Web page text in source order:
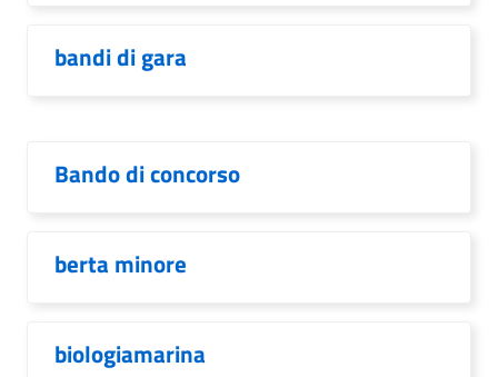
bandi di gara
Bando di concorso
berta minore
biologiamarina